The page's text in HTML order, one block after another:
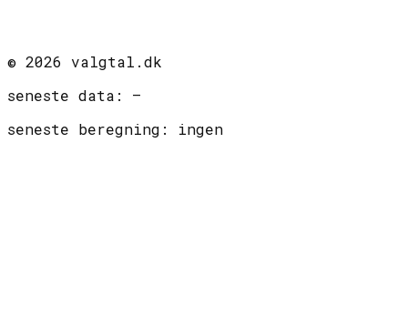
© 2026 valgtal.dk
seneste data: —
seneste beregning: ingen